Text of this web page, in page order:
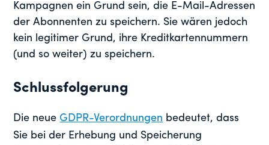
Kampagnen ein Grund sein, die E-Mail-Adressen
der Abonnenten zu speichern. Sie wären jedoch
kein legitimer Grund, ihre Kreditkartennummern
(und so weiter) zu speichern.
Schlussfolgerung
Die neue GDPR-Verordnungen bedeutet, dass
Sie bei der Erhebung und Speicherung